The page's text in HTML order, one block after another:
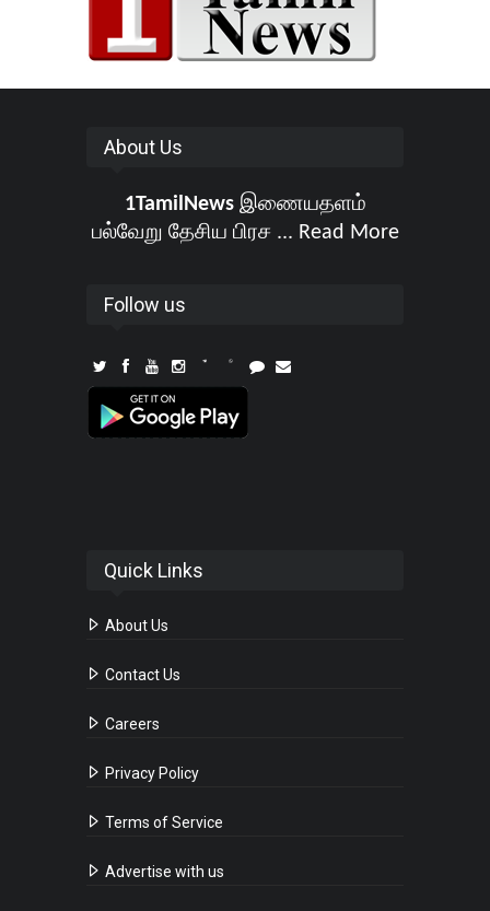
About Us
1TamilNewsஇணையதளம்
பல்வேறு தேசிய பிரச ... Read More
Follow us
Quick Links
About Us
Contact Us
Careers
Privacy Policy
Terms of Service
Advertise with us